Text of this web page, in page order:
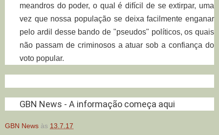
meandros do poder, o qual é difícil de se extirpar, uma
vez que nossa população se deixa facilmente enganar
pelo ardil desse bando de "pseudos" políticos, os quais
não passam de criminosos a atuar sob a confiança do
voto popular.
GBN News - A informação começa aqui
GBN News às 13.7.17